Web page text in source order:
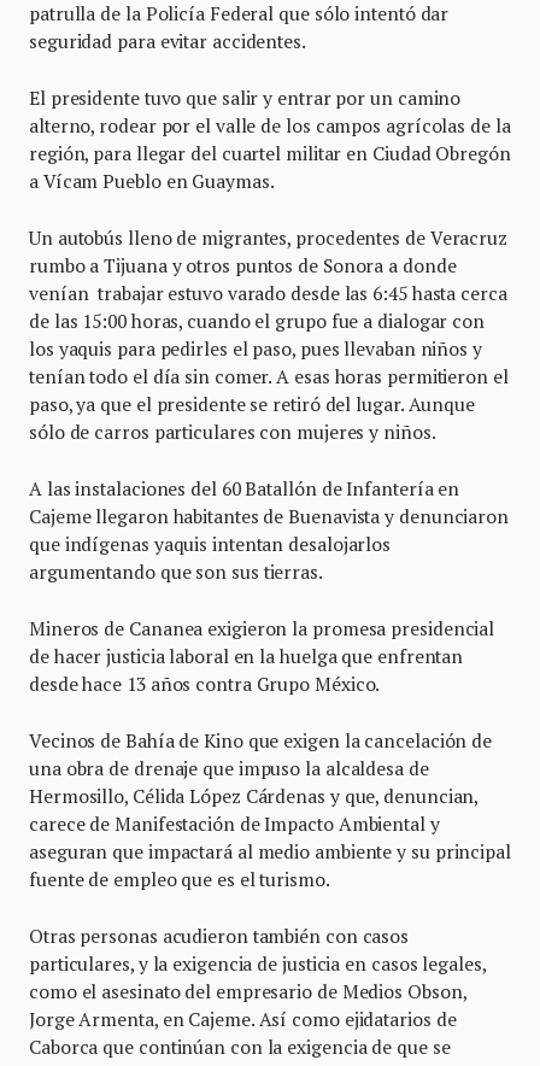
patrulla de la Policía Federal que sólo intentó dar
seguridad para evitar accidentes.
El presidente tuvo que salir y entrar por un camino
alterno, rodear por el valle de los campos agrícolas de la
región, para llegar del cuartel militar en Ciudad Obregón
a Vícam Pueblo en Guaymas.
Un autobús lleno de migrantes, procedentes de Veracruz
rumbo a Tijuana y otros puntos de Sonora a donde
venían trabajar estuvo varado desde las 6:45 hasta cerca
de las 15:00 horas, cuando el grupo fue a dialogar con
los yaquis para pedirles el paso, pues llevaban niños y
tenían todo el día sin comer. A esas horas permitieron el
paso, ya que el presidente se retiró del lugar. Aunque
sólo de carros particulares con mujeres y niños.
A las instalaciones del 60 Batallón de Infantería en
Cajeme llegaron habitantes de Buenavista y denunciaron
que indígenas yaquis intentan desalojarlos
argumentando que son sus tierras.
Mineros de Cananea exigieron la promesa presidencial
de hacer justicia laboral en la huelga que enfrentan
desde hace 13 años contra Grupo México.
Vecinos de Bahía de Kino que exigen la cancelación de
una obra de drenaje que impuso la alcaldesa de
Hermosillo, Célida López Cárdenas y que, denuncian,
carece de Manifestación de Impacto Ambiental y
aseguran que impactará al medio ambiente y su principal
fuente de empleo que es el turismo.
Otras personas acudieron también con casos
particulares, y la exigencia de justicia en casos legales,
como el asesinato del empresario de Medios Obson,
Jorge Armenta, en Cajeme. Así como ejidatarios de
Caborca que continúan con la exigencia de que se